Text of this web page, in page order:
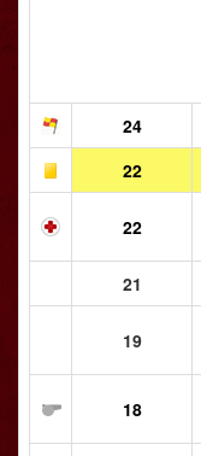
24
22
22
21
19
18